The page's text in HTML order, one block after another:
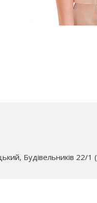
Будівельників 22/1 (